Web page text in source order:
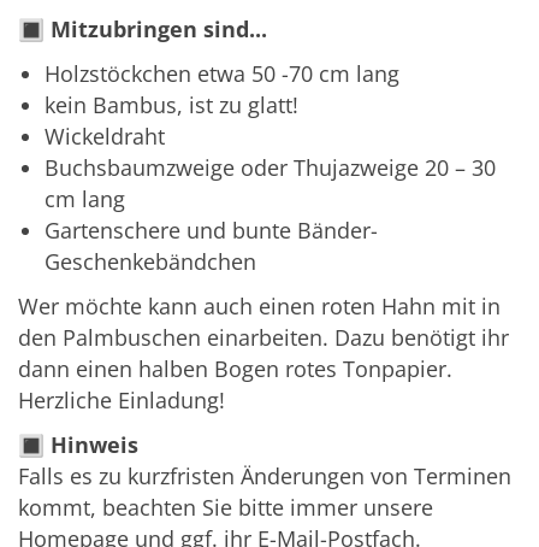
🔳 Mitzubringen sind...
Holzstöckchen etwa 50 -70 cm lang
kein Bambus, ist zu glatt!
Wickeldraht
Buchsbaumzweige oder Thujazweige 20 – 30
cm lang
Gartenschere und bunte Bänder-
Geschenkebändchen
Wer möchte kann auch einen roten Hahn mit in
den Palmbuschen einarbeiten. Dazu benötigt ihr
dann einen halben Bogen rotes Tonpapier.
Herzliche Einladung!
🔳 Hinweis
Falls es zu kurzfristen Änderungen von Terminen
kommt, beachten Sie bitte immer unsere
Homepage und ggf. ihr E-Mail-Postfach.